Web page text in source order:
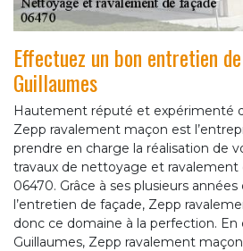
Effectuez un bon entretien
Guillaumes
Hautement réputé et expérimenté
Zepp ravalement maçon est
prendre en charge la réalisation de
travaux de nettoyage et ravalement
06470. Grâce à ses plusieurs années
l’entretien de façade, Zepp
donc ce domaine à la perfection. En
Guillaumes, Zepp ravalement